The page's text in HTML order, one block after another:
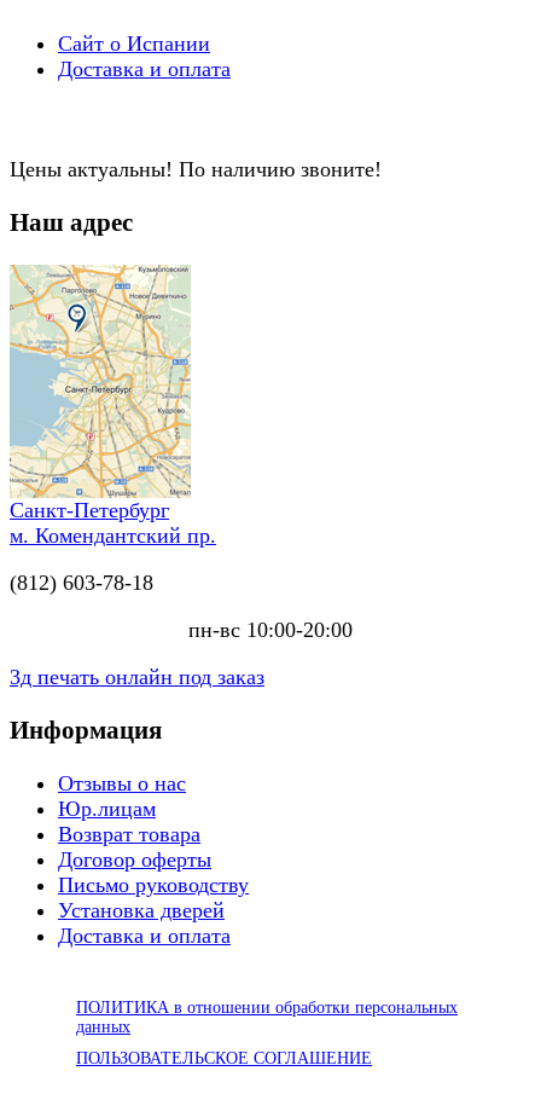
Сайт о Испании
Доставка и оплата
Цены актуальны! По наличию звоните!
Наш адрес
Санкт-Петербург
м. Комендантский пр.
(812) 603-78-18
пн-вс 10:00-20:00
3д печать онлайн под заказ
Информация
Отзывы о нас
Юр.лицам
Возврат товара
Договор оферты
Письмо руководству
Установка дверей
Доставка и оплата
ПОЛИТИКА в отношении обработки персональных
данных
ПОЛЬЗОВАТЕЛЬСКОЕ СОГЛАШЕНИЕ